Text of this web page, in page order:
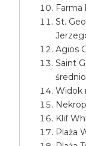
Farma
St.
Agios
Saint
Widok
Klif
Plaża